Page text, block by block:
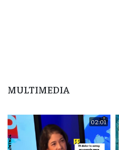
MULTIMEDIA
02:01